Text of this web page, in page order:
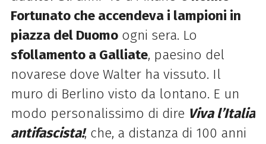
Fortunato che accendeva i lampioni in
piazza del Duomoogni sera. Lo
sfollamento a Galliate, paesino del
novarese dove Walter ha vissuto. Il
muro di Berlino visto da lontano. E un
modo personalissimo di dire Viva l’Italia
antifascista!, che, a distanza di 100 anni